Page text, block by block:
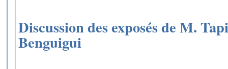
Discussion des exposés de M.
Benguigui